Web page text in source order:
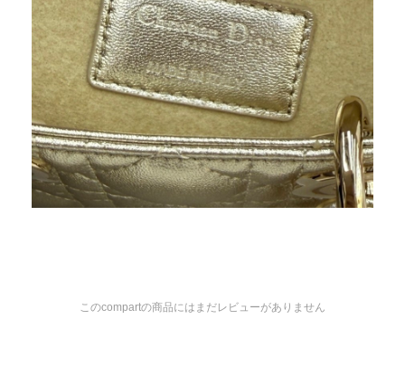
このcompartの商品にはまだレビューがありません